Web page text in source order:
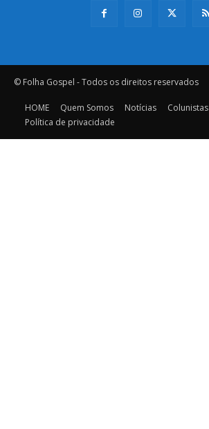
© Folha Gospel - Todos os direitos reservados
HOME Quem Somos Notícias Colunistas
Política de privacidade